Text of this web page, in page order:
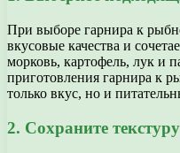
При выборе гарнира к
вкусовые качества и
морковь, картофель, лук и
приготовления гарнира к
только вкус, но и
2. Сохраните